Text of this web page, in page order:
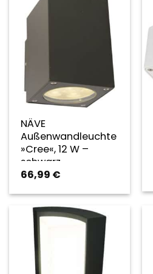
NÄVE
Außenwandleuchte
»Cree«, 12 W –
schwarz
66,99 €